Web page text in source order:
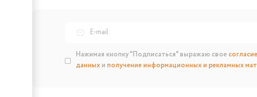
Нажимая кнопку "Подписаться" выражаю свое
данных и получение информационных и рекламных